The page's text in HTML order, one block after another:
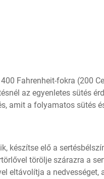
Fahrenheit-fokra (200
az egyenletes sütés
amit a folyamatos sütés
készítse elő a
törölje szárazra a
eltávolítja a nedvességet,